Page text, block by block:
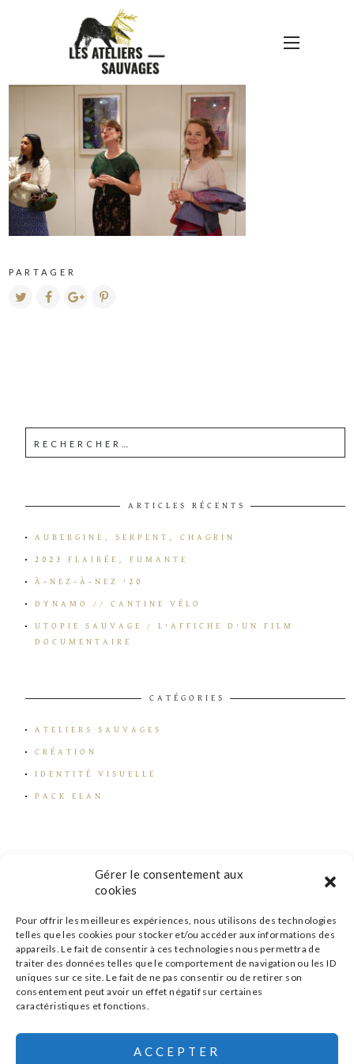
Gérer le consentement aux
cookies
Pour offrir les meilleures expériences, nous utilisons des technologies
telles que les cookies pour stocker et/ou accéder aux informations des
appareils. Le fait de consentir à ces technologies nous permettra de
traiter des données telles que le comportement de navigation ou les ID
uniques sur ce site. Le fait de ne pas consentir ou de retirer son
consentement peut avoir un effet négatif sur certaines
caractéristiques et fonctions.
ACCEPTER
DSC00642
PARTAGER
ARTICLES RÉCENTS
AUBERGINE, SERPENT, CHAGRIN
2023 FLAIRÉE, FUMANTE
À-NEZ-À-NEZ ’20
DYNAMO // CANTINE VÉLO
UTOPIE SAUVAGE / L’AFFICHE D’UN FILM
DOCUMENTAIRE
CATÉGORIES
ATELIERS SAUVAGES
CRÉATION
IDENTITÉ VISUELLE
PACK ELAN
s'inscrire à la newsletter